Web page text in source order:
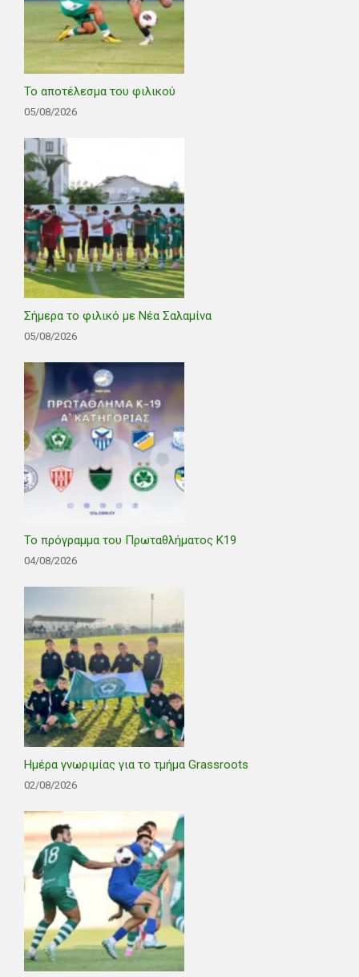
Το αποτέλεσμα του φιλικού
05/08/2026
Σήμερα το φιλικό με Νέα Σαλαμίνα
05/08/2026
Το πρόγραμμα του Πρωταθλήματος Κ19
04/08/2026
Ημέρα γνωριμίας για το τμήμα Grassroots
02/08/2026